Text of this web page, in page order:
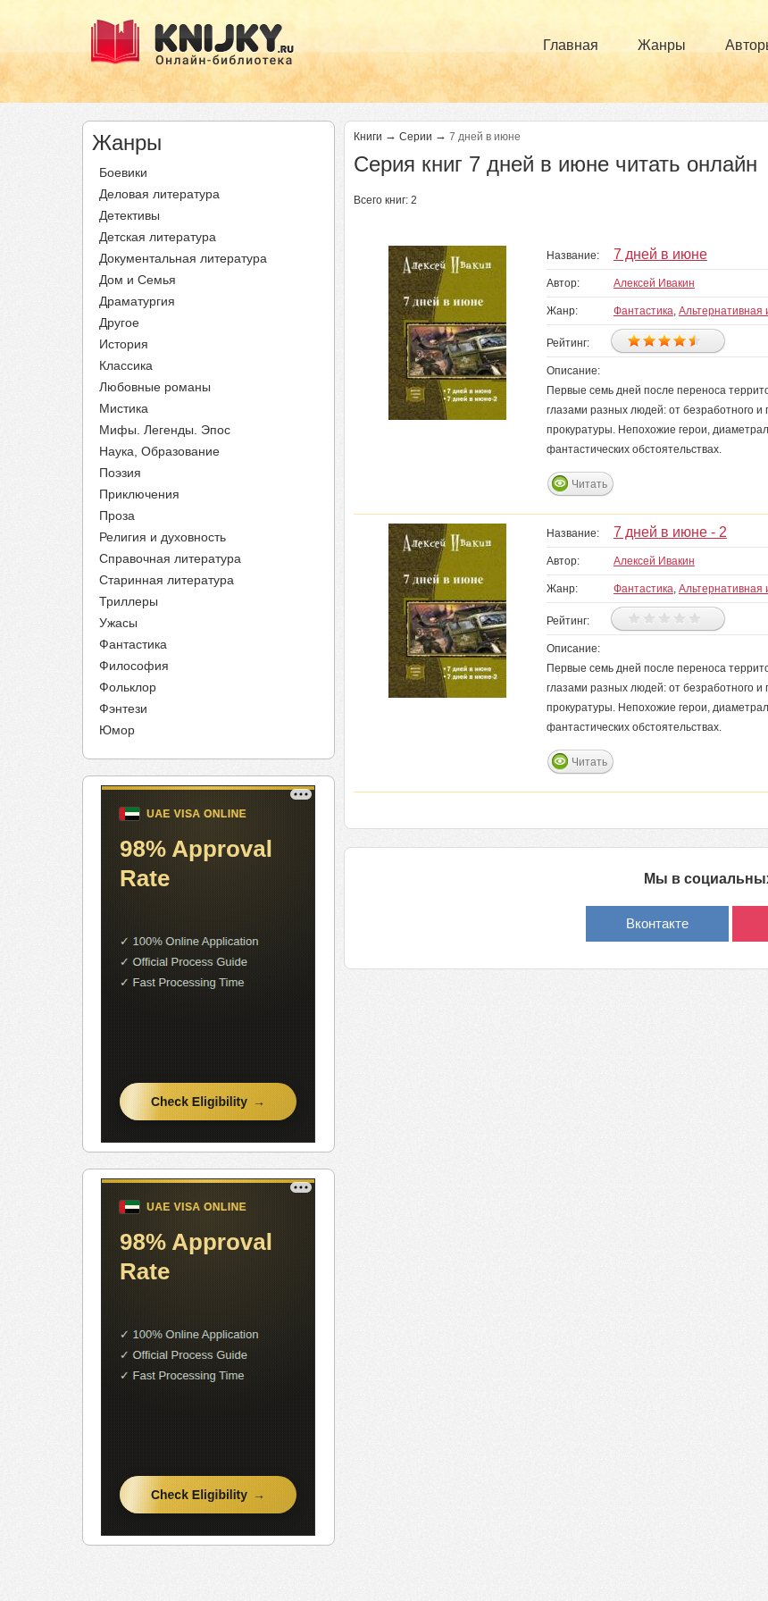
Главная Жанры
Жанры
Боевики
Деловая литература
Детективы
Детская литература
Документальная литература
Дом и Семья
Драматургия
Другое
История
Классика
Любовные романы
Мистика
Мифы. Легенды. Эпос
Наука, Образование
Поэзия
Приключения
Проза
Религия и духовность
Справочная литература
Старинная литература
Триллеры
Ужасы
Фантастика
Философия
Фольклор
Фэнтези
Юмор
Книги → Серии → 7 дней в июне
Серия книг 7 дней в июне читать онлайн
Всего книг: 2
Название: 7 дней в июне
Автор: Алексей Ивакин
Жанр: Фантастика, Альтернативная
Рейтинг:
Описание:
Первые семь дней после переноса
глазами разных людей: от безработного
прокуратуры. Непохожие герои,
фантастических обстоятельствах.
Читать
Название: 7 дней в июне - 2
Автор: Алексей Ивакин
Жанр: Фантастика, Альтернативная
Рейтинг:
Описание:
Первые семь дней после переноса
глазами разных людей: от безработного
прокуратуры. Непохожие герои,
фантастических обстоятельствах.
Читать
Мы в
Вконтакте